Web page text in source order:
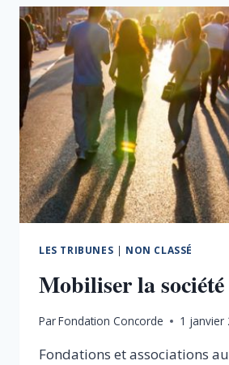
POUR
CRÉER
DES
EMPLOIS
ET
MIEUX
SERVIR
L’INTÉRÊT
GÉNÉRAL
LES TRIBUNES | NON CLASSÉ
Mobiliser la
ParFondation Concorde 1 janvier
Fondations et associations